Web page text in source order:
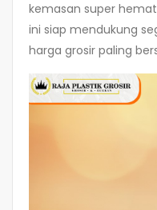
kemasan super hemat
ini siap mendukung
harga grosir paling